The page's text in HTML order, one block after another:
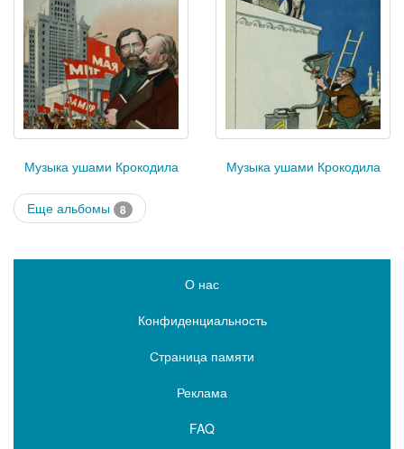
Музыка ушами Крокодила Музыка ушами Крокодила
Еще альбомы 8
О нас
Конфиденциальность
Страница памяти
Реклама
FAQ